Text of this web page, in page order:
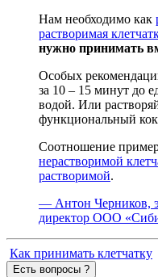
Нам необходимо как
растворимая
нужно принимать
Особых
за 10 – 15 минут до
водой. Или
функциональный
Соотношение
нерастворимой
растворимой.
— Антон Черников,
директор ООО
Как принимать клетчатку
Есть вопросы ?